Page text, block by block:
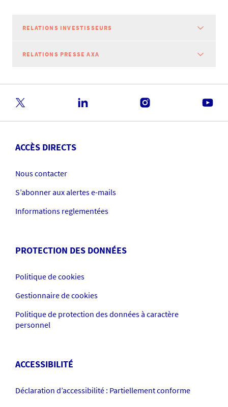
RELATIONS INVESTISSEURS
RELATIONS PRESSE AXA
ACCÈS DIRECTS
Nous contacter
S’abonner aux alertes e-mails
Informations reglementées
PROTECTION DES DONNÉES
Politique de cookies
Gestionnaire de cookies
Politique de protection des données à caractère
personnel
ACCESSIBILITÉ
Déclaration d’accessibilité : Partiellement conforme